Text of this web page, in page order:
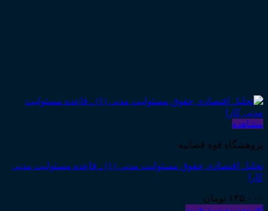
مشاهده
پژوهشگاه قوه قضاییه
تحلیل اقتصادی حقوق مسئولیت مدنی (۱) ـ قاعده مسئولیت مدنی
کارا
۱۳۵,۰۰۰ تومان